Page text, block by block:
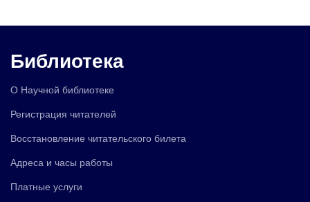
Библиотека
О Научной библиотеке
Регистрация читателей
Восстановление читательского билета
Адреса и часы работы
Платные услуги